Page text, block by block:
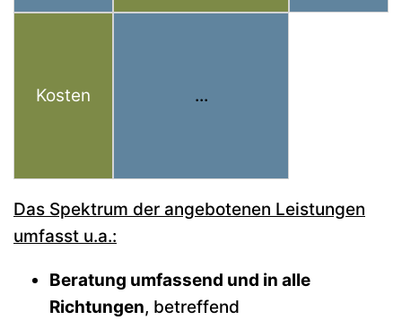
Kosten ...
Das Spektrum der angebotenen Leistungen
umfasst u.a.:
Beratung umfassend und in alle
Richtungen, betreffend